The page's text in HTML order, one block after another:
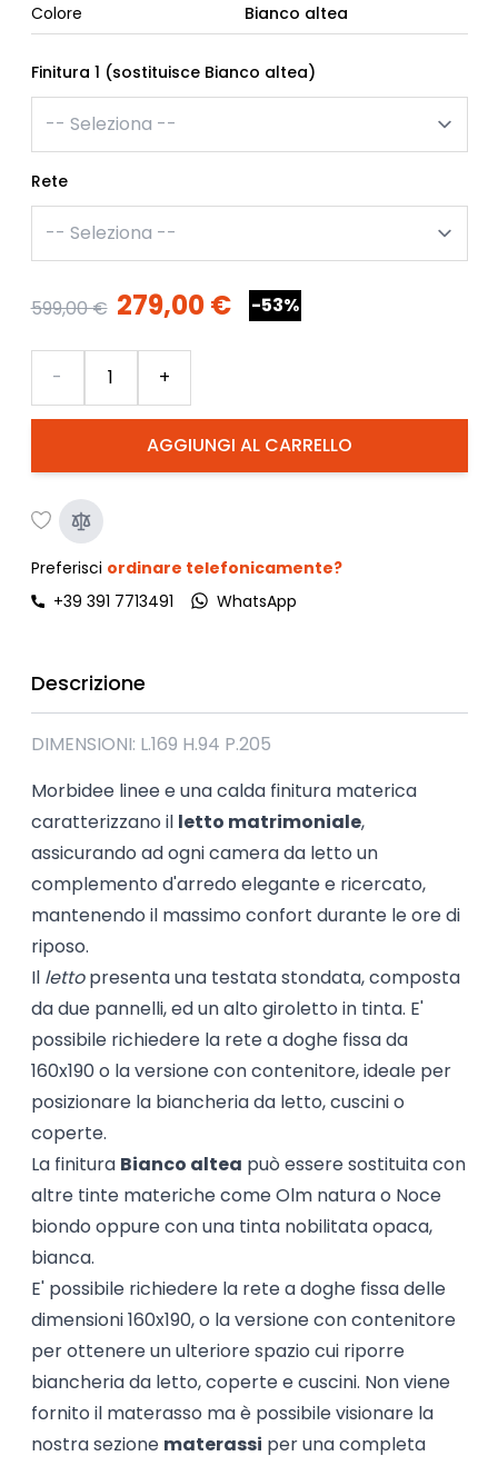
Colore
Bianco altea
Finitura 1 (sostituisce Bianco altea)
Rete
599,00 € 279,00 € -53%
AGGIUNGI AL CARRELLO
- +
Preferisci ordinare telefonicamente?
+39 391 7713491
WhatsApp
Descrizione
DIMENSIONI: L.169 H.94 P.205
Morbidee linee e una calda finitura materica
caratterizzano il letto matrimoniale,
assicurando ad ogni camera da letto un
complemento d'arredo elegante e ricercato,
mantenendo il massimo confort durante le ore di
riposo.
Il lettopresenta una testata stondata, composta
da due pannelli, ed un alto giroletto in tinta. E'
possibile richiedere la rete a doghe fissa da
160x190 o la versione con contenitore, ideale per
posizionare la biancheria da letto, cuscini o
coperte.
La finitura Bianco altea può essere sostituita con
altre tinte materiche come Olm natura o Noce
biondo oppure con una tinta nobilitata opaca,
bianca.
E' possibile richiedere la rete a doghe fissa delle
dimensioni 160x190, o la versione con contenitore
per ottenere un ulteriore spazio cui riporre
biancheria da letto, coperte e cuscini. Non viene
fornito il materasso ma è possibile visionare la
nostra sezione materassi per una completa